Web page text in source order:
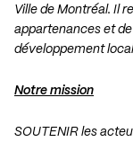
Ville de Montréal. Il
appartenances et
développement
Notre mission
SOUTENIR les